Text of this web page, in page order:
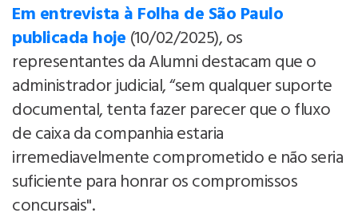
Em entrevista à Folha de São Paulo
publicada hoje (10/02/2025), os
representantes da Alumni destacam que o
administrador judicial, “sem qualquer suporte
documental, tenta fazer parecer que o fluxo
de caixa da companhia estaria
irremediavelmente comprometido e não seria
suficiente para honrar os compromissos
concursais".